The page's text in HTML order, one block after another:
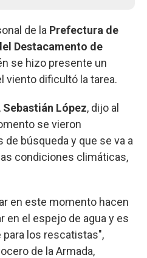
de la Prefectura de
Destacamento de
se hizo presente un
viento dificultó la tarea.
Sebastián López, dijo al
se vieron
búsqueda y que se va a
condiciones climáticas,
en este momento hacen
en el espejo de agua y es
los rescatistas",
de la Armada,